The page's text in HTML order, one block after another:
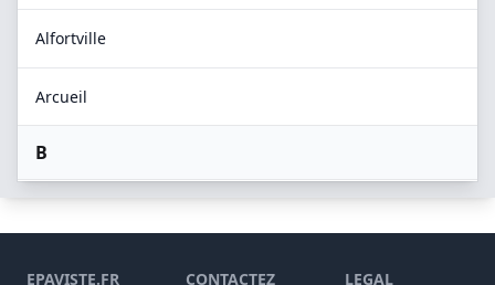
Alfortville
Arcueil
B
EPAVISTE.FR CONTACTEZ LEGAL